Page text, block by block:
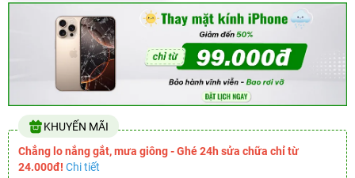
KHUYẾN MÃI
Chẳng lo nắng gắt, mưa giông - Ghé 24h sửa chữa chỉ từ
24.000đ! Chi tiết